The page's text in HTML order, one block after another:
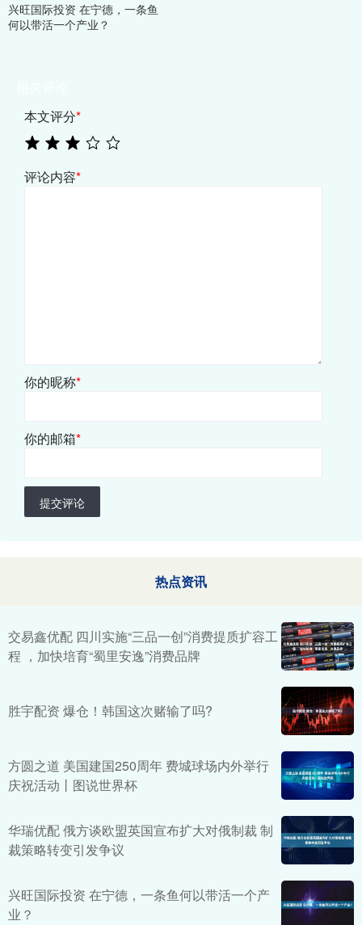
兴旺国际投资 在宁德，一条鱼
何以带活一个产业？
本文评分*
评论内容*
你的昵称*
你的邮箱*
提交评论
热点资讯
交易鑫优配 四川实施“三品一创”消费提质扩容工
程 ，加快培育“蜀里安逸”消费品牌
胜宇配资 爆仓！韩国这次赌输了吗?
方圆之道 美国建国250周年 费城球场内外举行
庆祝活动丨图说世界杯
华瑞优配 俄方谈欧盟英国宣布扩大对俄制裁 制
裁策略转变引发争议
兴旺国际投资 在宁德，一条鱼何以带活一个产
业？